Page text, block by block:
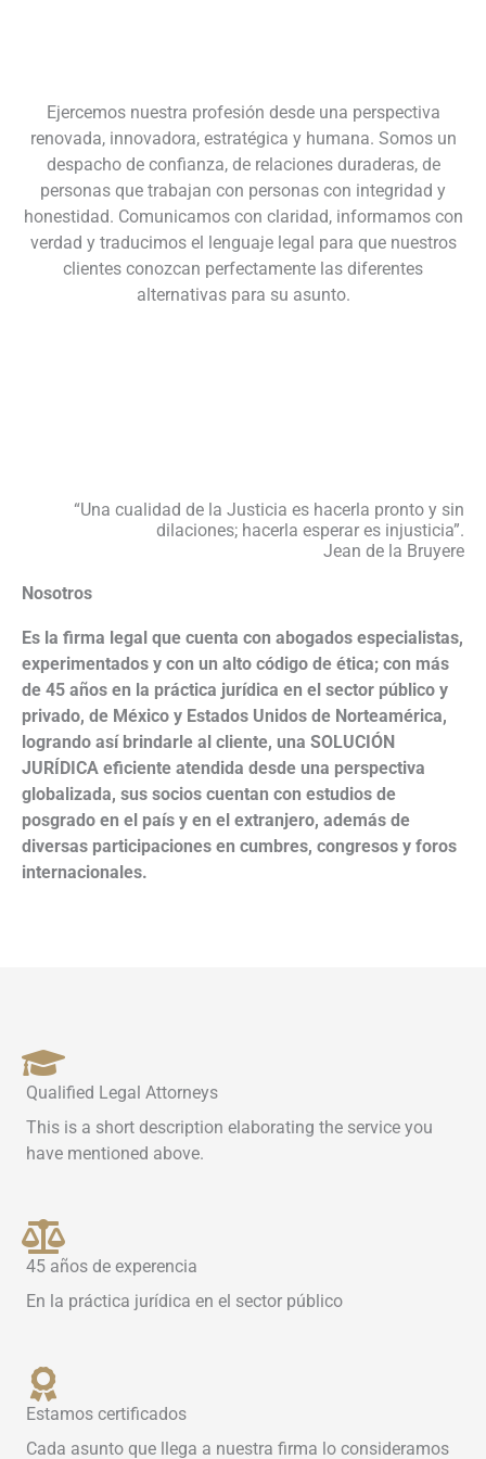
Ejercemos nuestra profesión desde una perspectiva
renovada, innovadora, estratégica y humana. Somos un
despacho de confianza, de relaciones duraderas, de
personas que trabajan con personas con integridad y
honestidad. Comunicamos con claridad, informamos con
verdad y traducimos el lenguaje legal para que nuestros
clientes conozcan perfectamente las diferentes
alternativas para su asunto.
“Una cualidad de la Justicia es hacerla pronto y sin
dilaciones; hacerla esperar es injusticia”.
Jean de la Bruyere
Nosotros
Es la firma legal que cuenta con abogados especialistas,
experimentados y con un alto código de ética; con más
de 45 años en la práctica jurídica en el sector público y
privado, de México y Estados Unidos de Norteamérica,
logrando así brindarle al cliente, una SOLUCIÓN
JURÍDICA eficiente atendida desde una perspectiva
globalizada, sus socios cuentan con estudios de
posgrado en el país y en el extranjero, además de
diversas participaciones en cumbres, congresos y foros
internacionales.
Qualified Legal Attorneys
This is a short description elaborating the service you
have mentioned above.​
45 años de experencia
En la práctica jurídica en el sector público
Estamos certificados
Cada asunto que llega a nuestra firma lo consideramos